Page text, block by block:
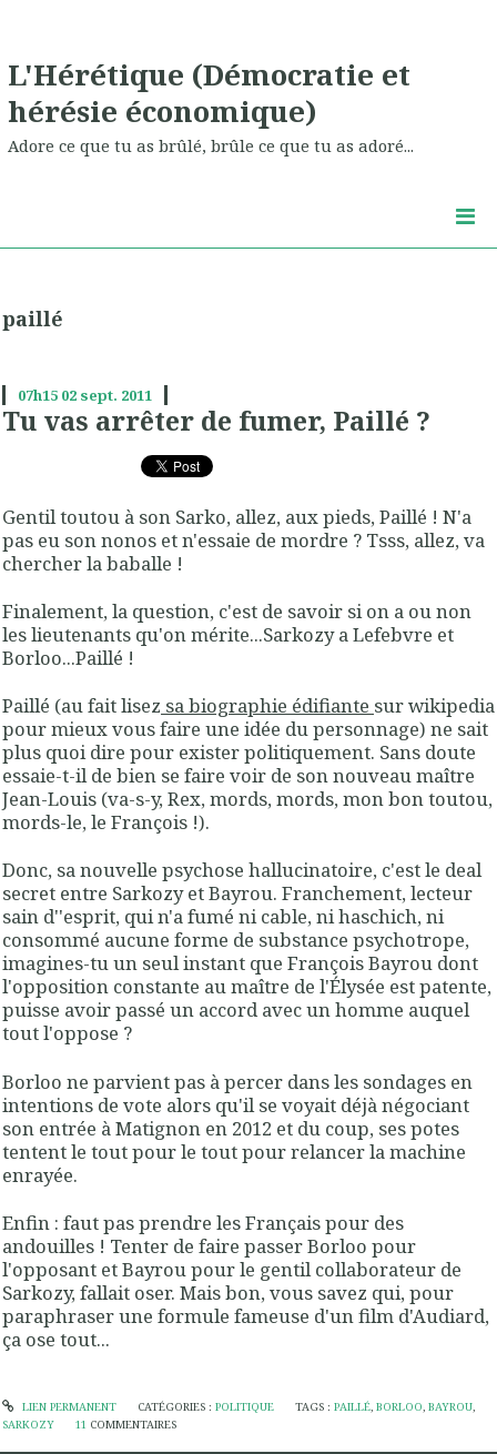
L'Hérétique (Démocratie et
hérésie économique)
Adore ce que tu as brûlé, brûle ce que tu as adoré...
paillé
07h15 02 sept. 2011
Tu vas arrêter de fumer, Paillé ?
Gentil toutou à son Sarko, allez, aux pieds, Paillé ! N'a
pas eu son nonos et n'essaie de mordre ? Tsss, allez, va
chercher la baballe !
Finalement, la question, c'est de savoir si on a ou non
les lieutenants qu'on mérite...Sarkozy a Lefebvre et
Borloo...Paillé !
Paillé (au fait lisez sa biographie édifiante sur wikipedia
pour mieux vous faire une idée du personnage) ne sait
plus quoi dire pour exister politiquement. Sans doute
essaie-t-il de bien se faire voir de son nouveau maître
Jean-Louis (va-s-y, Rex, mords, mords, mon bon toutou,
mords-le, le François !).
Donc, sa nouvelle psychose hallucinatoire, c'est le deal
secret entre Sarkozy et Bayrou. Franchement, lecteur
sain d''esprit, qui n'a fumé ni cable, ni haschich, ni
consommé aucune forme de substance psychotrope,
imagines-tu un seul instant que François Bayrou dont
l'opposition constante au maître de l'Élysée est patente,
puisse avoir passé un accord avec un homme auquel
tout l'oppose ?
Borloo ne parvient pas à percer dans les sondages en
intentions de vote alors qu'il se voyait déjà négociant
son entrée à Matignon en 2012 et du coup, ses potes
tentent le tout pour le tout pour relancer la machine
enrayée.
Enfin : faut pas prendre les Français pour des
andouilles ! Tenter de faire passer Borloo pour
l'opposant et Bayrou pour le gentil collaborateur de
Sarkozy, fallait oser. Mais bon, vous savez qui, pour
paraphraser une formule fameuse d'un film d'Audiard,
ça ose tout...
LIEN PERMANENT CATÉGORIES : POLITIQUE TAGS :PAILLÉ,BORLOO,BAYROU,
SARKOZY
11 COMMENTAIRES